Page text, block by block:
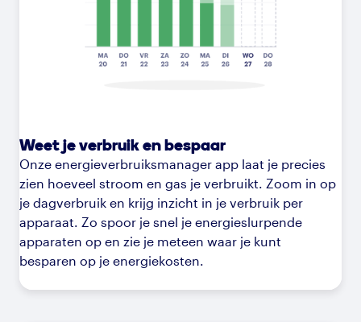
Weet je verbruik en bespaar
Onze energieverbruiksmanager app laat je precies
zien hoeveel stroom en gas je verbruikt. Zoom in op
je dagverbruik en krijg inzicht in je verbruik per
apparaat. Zo spoor je snel je energieslurpende
apparaten op en zie je meteen waar je kunt
besparen op je energiekosten.